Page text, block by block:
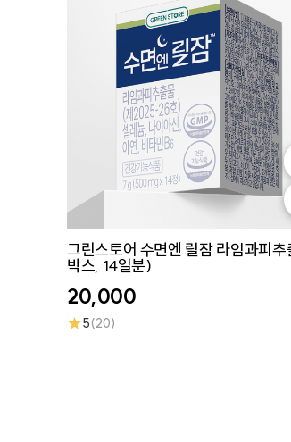
그린스토어 수면엔 릴잠 라임과피추
박스, 14일분)
20,000
★5(20)